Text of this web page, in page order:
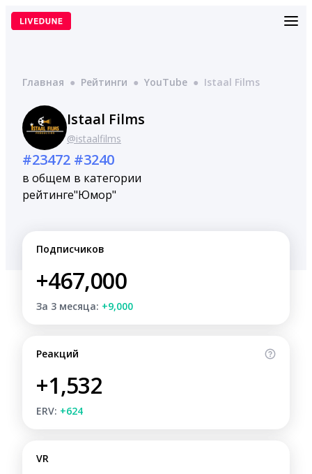
Перейти
Главная ● Рейтинги ● YouTube ● Istaal Films
Istaal Films
@istaalfilms
#23472
в общем
рейтинге
#3240
в категории
"Юмор"
Подписчиков
+467,000
За 3 месяца: +9,000
Реакций
+1,532
ERV: +624
VR